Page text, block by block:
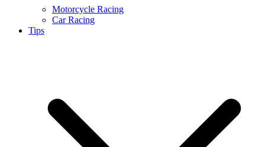
Motorcycle Racing
Car Racing
Tips